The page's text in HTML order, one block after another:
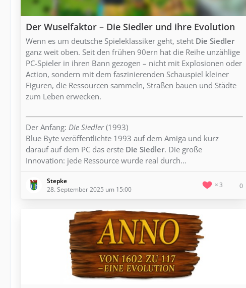
Der Wuselfaktor – Die Siedler und ihre Evolution
Wenn es um deutsche Spieleklassiker geht, steht Die Siedler
ganz weit oben. Seit den frühen 90ern hat die Reihe unzählige
PC-Spieler in ihren Bann gezogen – nicht mit Explosionen oder
Action, sondern mit dem faszinierenden Schauspiel kleiner
Figuren, die Ressourcen sammeln, Straßen bauen und Städte
zum Leben erwecken.
Der Anfang: Die Siedler(1993)
Blue Byte veröffentlichte 1993 auf dem Amiga und kurz
darauf auf dem PC das erste Die Siedler. Die große
Innovation: jede Ressource wurde real durch…
Stepke
28. September 2025 um 15:00
3 0